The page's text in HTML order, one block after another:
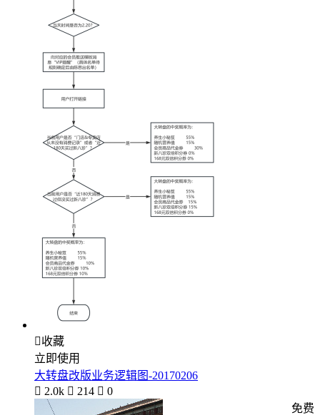
收藏
立即使用
大转盘改版业务逻辑图-20170206
 2.0k  214  0
免费